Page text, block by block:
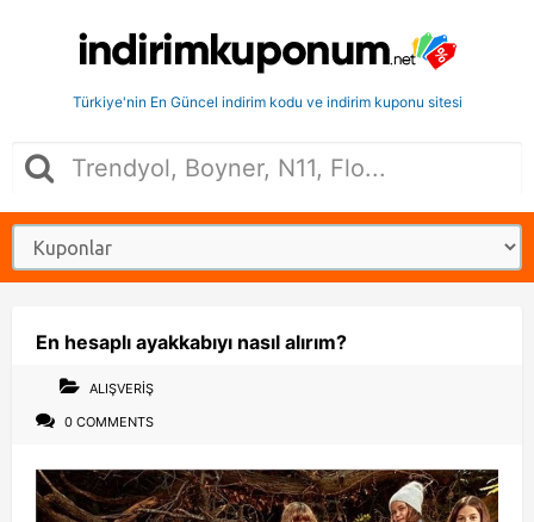
Türkiye'nin En Güncel indirim kodu ve indirim kuponu sitesi
En hesaplı ayakkabıyı nasıl alırım?
ALIŞVERIŞ
0 COMMENTS